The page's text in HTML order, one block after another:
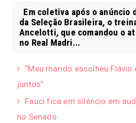
Em coletiva após o anúncio
da Seleção Brasileira, o
Ancelotti, que comandou o
no Real Madri...
“Meu marido escolheu
juntos”
Fauci fica em silêncio em
no Senado